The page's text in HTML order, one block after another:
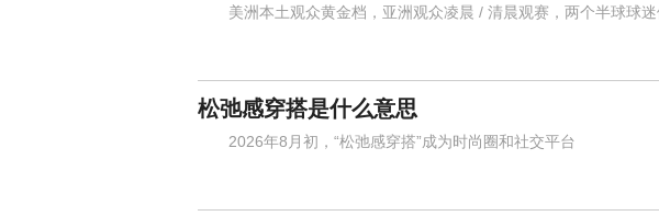
美洲本土观众黄金档，亚洲观众凌晨 / 清晨观赛，两个半球球迷
松弛感穿搭是什么意思
2026年8月初，“松弛感穿搭”成为时尚圈和社交平台